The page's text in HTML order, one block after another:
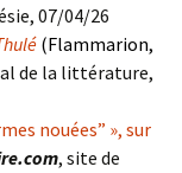
07/04/26
(Flammarion,
de la littérature,
nouées” », sur
, site de